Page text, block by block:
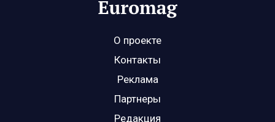
О проекте
Контакты
Реклама
Партнеры
Редакция